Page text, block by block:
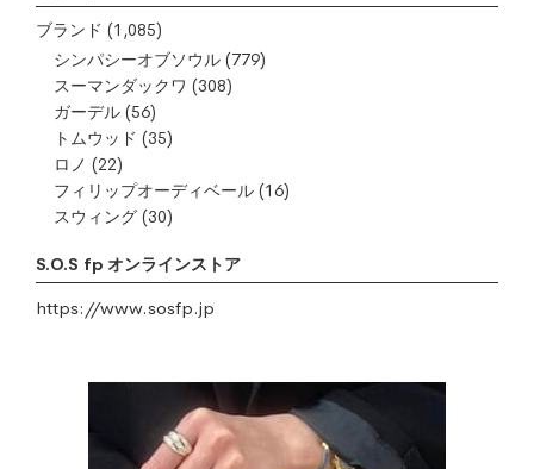
ブランド (1,085)
シンパシーオブソウル (779)
スーマンダックワ (308)
ガーデル (56)
トムウッド (35)
ロノ (22)
フィリップオーディベール (16)
スウィング (30)
S.O.S fp オンラインストア
https://www.sosfp.jp